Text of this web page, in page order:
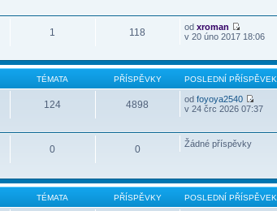
1 118 odxroman
v 20 úno 2017 18:06
TÉMATA PŘÍSPĚVKY POSLEDNÍ PŘÍSPĚVEK
124 4898 odfoyoya2540
v 24 črc 2026 07:37
0 0 Žádné příspěvky
TÉMATA PŘÍSPĚVKY POSLEDNÍ PŘÍSPĚVEK